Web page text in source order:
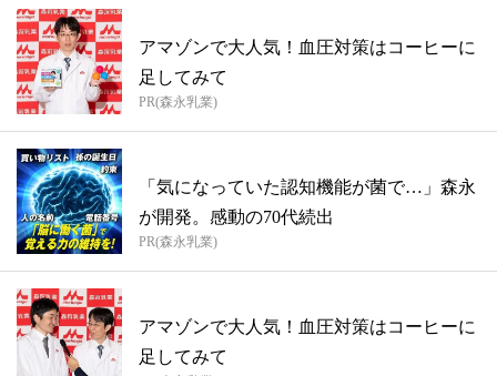
アマゾンで大人気！血圧対策はコーヒーに
足してみて
PR(森永乳業)
「気になっていた認知機能が菌で…」森永
が開発。感動の70代続出
PR(森永乳業)
アマゾンで大人気！血圧対策はコーヒーに
足してみて